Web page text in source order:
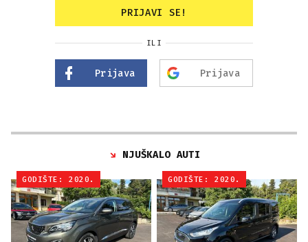
PRIJAVI SE!
ILI
Prijava Prijava
NJUŠKALO AUTI
GODIŠTE: 2020. GODIŠTE: 2020.